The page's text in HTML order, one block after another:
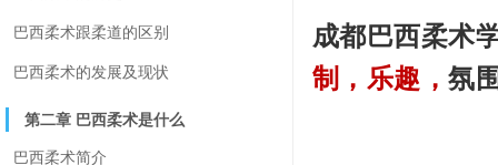
巴西柔术跟柔道的区别
巴西柔术的发展及现状
第二章 巴西柔术是什么
巴西柔术简介
成都巴西柔术
制，乐趣，氛